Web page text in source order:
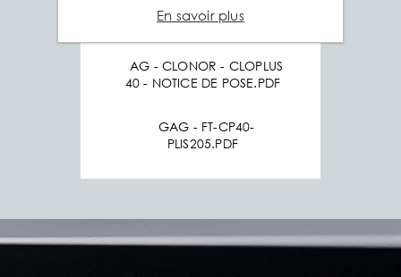
AG - CLONOR - CLOPLUS
40 - NOTICE DE POSE.PDF
GAG - FT-CP40-
PLIS205.PDF
En savoir plus